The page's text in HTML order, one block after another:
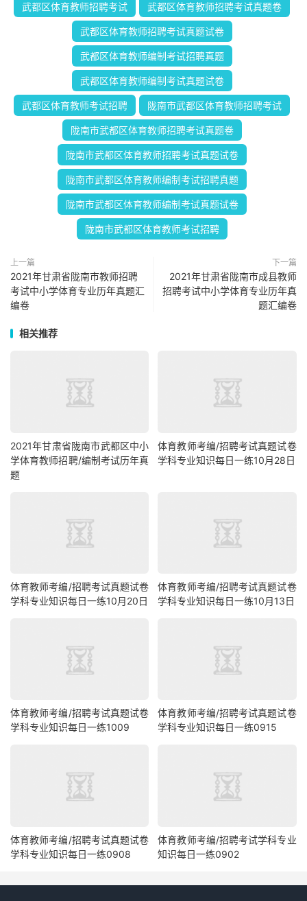
武都区体育教师招聘考试 武都区体育教师招聘考试真题卷
武都区体育教师招聘考试真题试卷
武都区体育教师编制考试招聘真题
武都区体育教师编制考试真题试卷
武都区体育教师考试招聘 陇南市武都区体育教师招聘考试
陇南市武都区体育教师招聘考试真题卷
陇南市武都区体育教师招聘考试真题试卷
陇南市武都区体育教师编制考试招聘真题
陇南市武都区体育教师编制考试真题试卷
陇南市武都区体育教师考试招聘
上一篇
2021年甘肃省陇南市教师招聘
考试中小学体育专业历年真题汇
编卷
下一篇
2021年甘肃省陇南市成县教师
招聘考试中小学体育专业历年真
题汇编卷
相关推荐
2021年甘肃省陇南市武都区中小
学体育教师招聘/编制考试历年真
题
体育教师考编/招聘考试真题试卷
学科专业知识每日一练10月28日
体育教师考编/招聘考试真题试卷
学科专业知识每日一练10月20日
体育教师考编/招聘考试真题试卷
学科专业知识每日一练10月13日
体育教师考编/招聘考试真题试卷
学科专业知识每日一练1009
体育教师考编/招聘考试真题试卷
学科专业知识每日一练0915
体育教师考编/招聘考试真题试卷
学科专业知识每日一练0908
体育教师考编/招聘考试学科专业
知识每日一练0902